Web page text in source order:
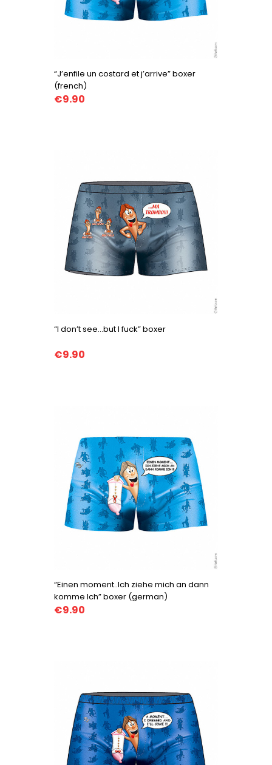
“J’enfile un costard et j’arrive” boxer
(french)
€9.90
“I don’t see...but I fuck” boxer
€9.90
“Einen moment..Ich ziehe mich an dann
komme Ich” boxer (german)
€9.90